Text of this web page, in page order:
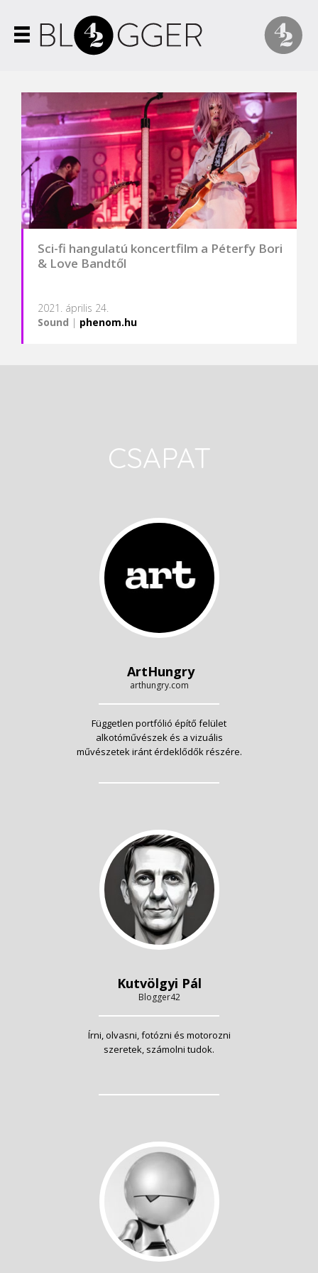
Sci-fi hangulatú koncertfilm a Péterfy Bori
& Love Bandtől
2021. április 24.
Sound | phenom.hu
CSAPAT
ArtHungry
arthungry.com
Független portfólió építő felület
alkotóművészek és a vizuális
művészetek iránt érdeklődők részére.
Kutvölgyi Pál
Blogger42
Írni, olvasni, fotózni és motorozni
szeretek, számolni tudok.